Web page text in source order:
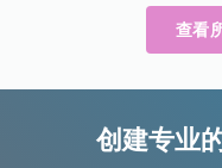
查看
创建专业